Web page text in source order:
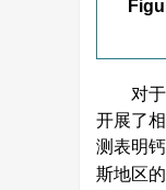
对
开展了
测表明
斯地区